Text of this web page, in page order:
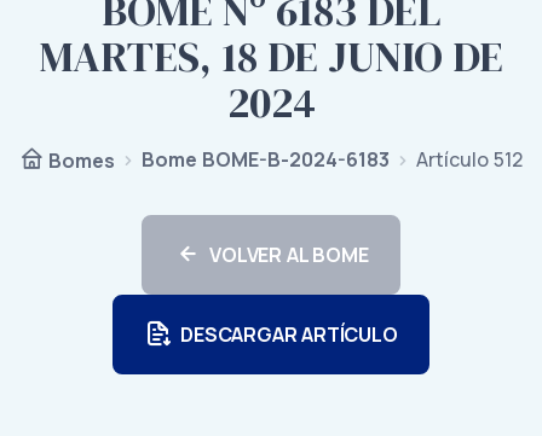
MARTES, 18 DE JUNIO DE
2024
Bomes Bome BOME-B-2024-6183 Artículo 512
VOLVER AL BOME
DESCARGAR ARTÍCULO